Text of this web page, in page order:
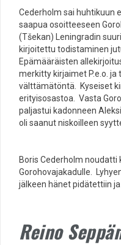
Cederholm sai huhtikuun
saapua osoitteeseen
(Tšekan) Leningradin
kirjoitettu todistaminen
Epämääräisten
merkitty kirjaimet P.e.o.
välttämätöntä. Kyseiset
erityisosastoa. Vasta
paljastui kadonneen
oli saanut niskoilleen
Boris Cederholm noudatti
Gorohovajakadulle.
jälkeen hänet pidätettiin
Reino